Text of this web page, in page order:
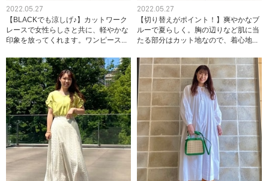
2022.05.27
【BLACKでも涼しげ♪】カットワーク
レースで女性らしさと共に、軽やかな
印象を放ってくれます。ワンピース...
2022.05.27
【切り替えがポイント！】爽やかなブ
ルーで夏らしく。胸の辺りなど肌に当
たる部分はカット地なので、着心地...